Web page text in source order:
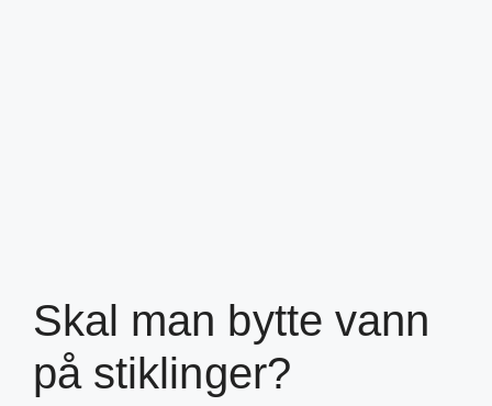
Skal man bytte vann
på stiklinger?